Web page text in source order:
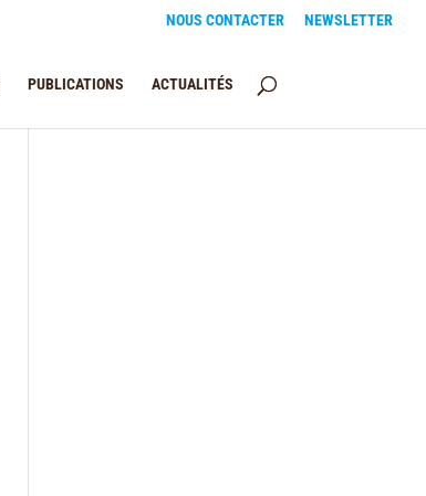
NOUS CONTACTER NEWSLETTER
PUBLICATIONS ACTUALITÉS